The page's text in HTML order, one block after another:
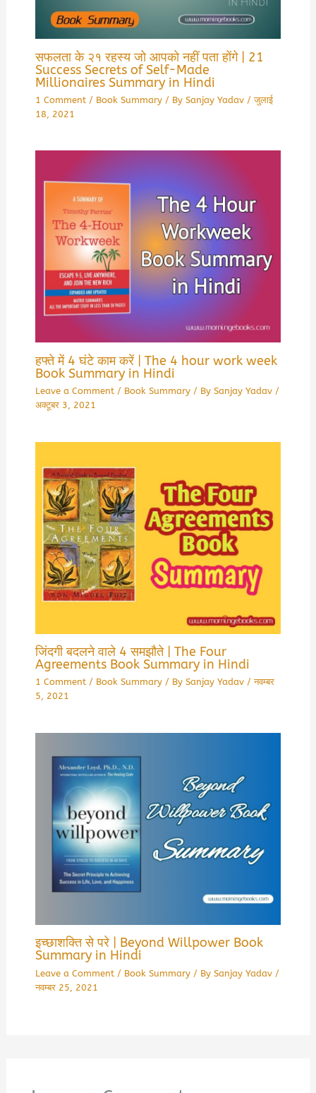
सफलता के २१ रहस्य जो आपको नहीं पता होंगे | 21
Success Secrets of Self-Made
Millionaires Summary in Hindi
1 Comment / Book Summary/ By Sanjay Yadav /जुलाई
18, 2021
हफ्ते में 4 घंटे काम करें | The 4 hour work week
Book Summary in Hindi
Leave a Comment / Book Summary/ By Sanjay Yadav /
अक्टूबर 3, 2021
जिंदगी बदलने वाले 4 समझौते | The Four
Agreements Book Summary in Hindi
1 Comment / Book Summary/ By Sanjay Yadav /नवम्बर
5, 2021
इच्छाशक्ति से परे | Beyond Willpower Book
Summary in Hindi
Leave a Comment / Book Summary/ By Sanjay Yadav /
नवम्बर 25, 2021